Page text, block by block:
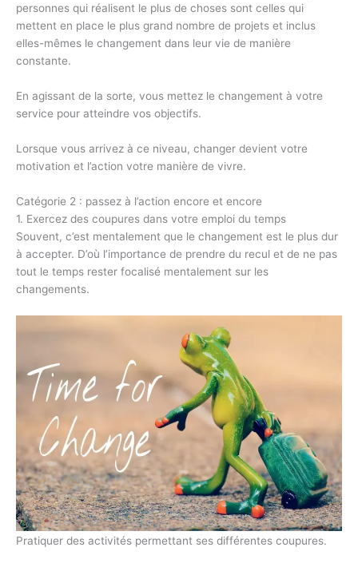
personnes qui réalisent le plus de choses sont celles qui
mettent en place le plus grand nombre de projets et inclus
elles-mêmes le changement dans leur vie de manière
constante.
En agissant de la sorte, vous mettez le changement à votre
service pour atteindre vos objectifs.
Lorsque vous arrivez à ce niveau, changer devient votre
motivation et l’action votre manière de vivre.
Catégorie 2 : passez à l’action encore et encore
1. Exercez des coupures dans votre emploi du temps
Souvent, c’est mentalement que le changement est le plus dur
à accepter. D’où l’importance de prendre du recul et de ne pas
tout le temps rester focalisé mentalement sur les
changements.
Pratiquer des activités permettant ses différentes coupures.